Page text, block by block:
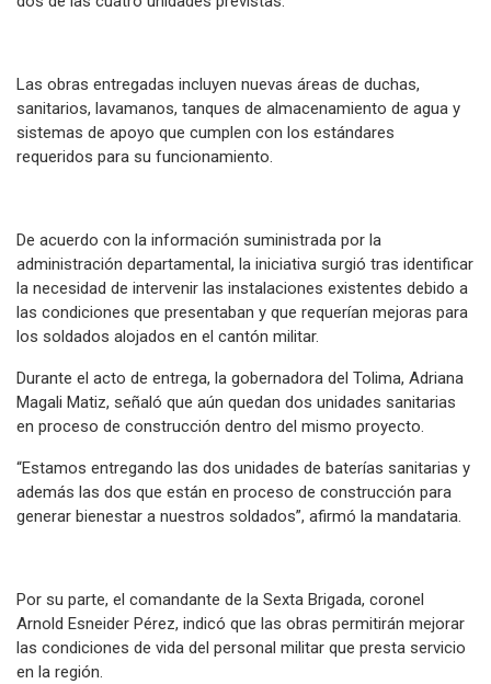
Las obras entregadas incluyen nuevas áreas de duchas,
sanitarios, lavamanos, tanques de almacenamiento de agua y
sistemas de apoyo que cumplen con los estándares
requeridos para su funcionamiento.
De acuerdo con la información suministrada por la
administración departamental, la iniciativa surgió tras identificar
la necesidad de intervenir las instalaciones existentes debido a
las condiciones que presentaban y que requerían mejoras para
los soldados alojados en el cantón militar.
Durante el acto de entrega, la gobernadora del Tolima, Adriana
Magali Matiz, señaló que aún quedan dos unidades sanitarias
en proceso de construcción dentro del mismo proyecto.
“Estamos entregando las dos unidades de baterías sanitarias y
además las dos que están en proceso de construcción para
generar bienestar a nuestros soldados”, afirmó la mandataria.
Por su parte, el comandante de la Sexta Brigada, coronel
Arnold Esneider Pérez, indicó que las obras permitirán mejorar
las condiciones de vida del personal militar que presta servicio
en la región.